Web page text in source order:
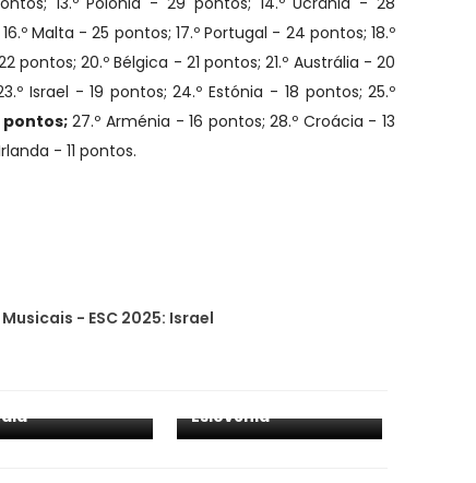
Malta - 25 pontos; 17.º Portugal - 24 pontos; 18.º
pontos; 20.º Bélgica - 21 pontos; 21.º Austrália - 20
Israel - 19 pontos; 24.º Estónia - 18 pontos; 25.º
pontos;27.º Arménia - 16 pontos; 28.º Croácia - 13
- 11 pontos.
- ESC 2025: Israel
Eslovénia